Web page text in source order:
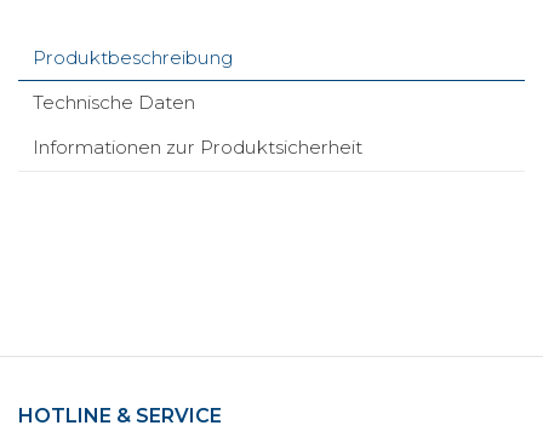
Produktbeschreibung
Technische Daten
Informationen zur Produktsicherheit
HOTLINE & SERVICE